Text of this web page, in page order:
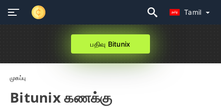
Tamil
பதிவு Bitunix
முகப்பு
Bitunix கணக்கு